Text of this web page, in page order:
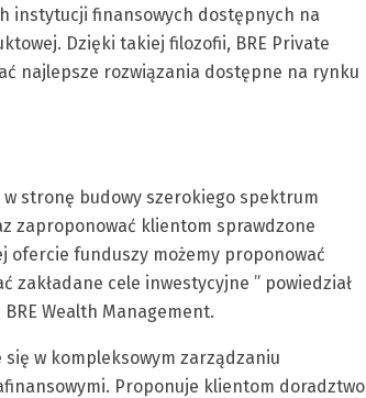
instytucji finansowych dostępnych na
Dzięki takiej filozofii, BRE Private
najlepsze rozwiązania dostępne na rynku
stronę budowy szerokiego spektrum
zaproponować klientom sprawdzone
ofercie funduszy możemy proponować
cele inwestycyjne ” powiedział
Wealth Management.
w kompleksowym zarządzaniu
Proponuje klientom doradztwo